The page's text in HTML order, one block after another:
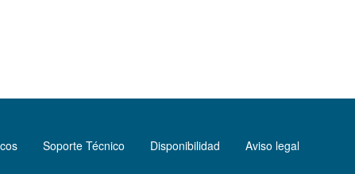
Soporte Técnico Disponibilidad Aviso legal